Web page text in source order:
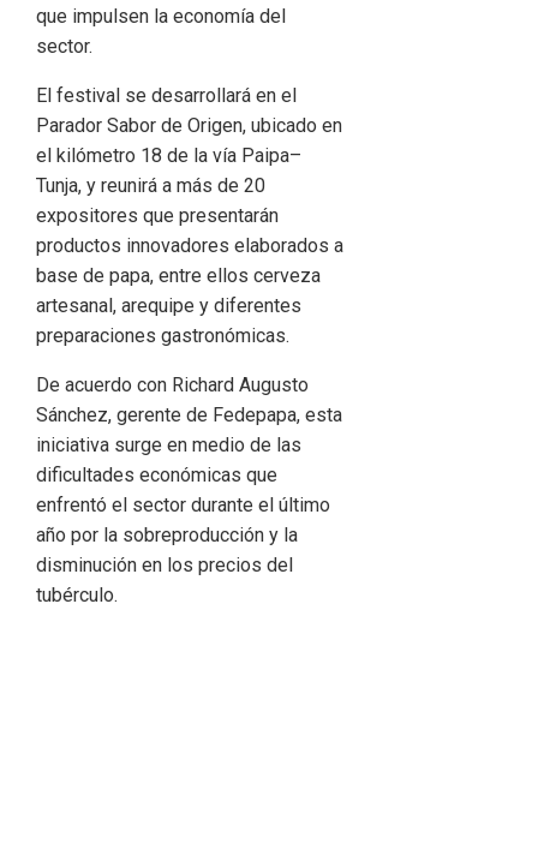
que impulsen la economía del
sector.
El festival se desarrollará en el
Parador Sabor de Origen, ubicado en
el kilómetro 18 de la vía Paipa–
Tunja, y reunirá a más de 20
expositores que presentarán
productos innovadores elaborados a
base de papa, entre ellos cerveza
artesanal, arequipe y diferentes
preparaciones gastronómicas.
De acuerdo con Richard Augusto
Sánchez, gerente de Fedepapa, esta
iniciativa surge en medio de las
dificultades económicas que
enfrentó el sector durante el último
año por la sobreproducción y la
disminución en los precios del
tubérculo.